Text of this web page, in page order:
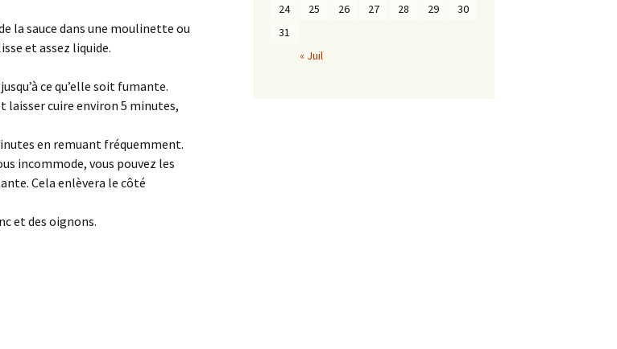
la sauce dans une moulinette ou
et assez liquide.
ce qu’elle soit fumante.
laisser cuire environ 5 minutes,
en remuant fréquemment.
incommode, vous pouvez les
Cela enlèvera le côté
et des oignons.
24
25 26 27 28 29
30
31
« Juil